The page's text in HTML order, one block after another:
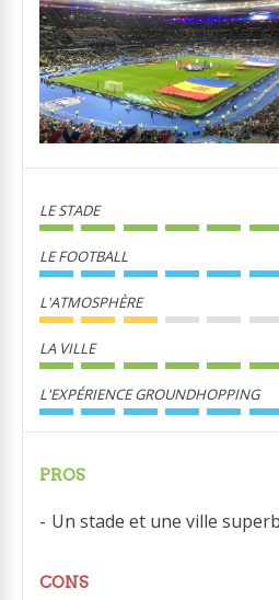
LE STADE
LE FOOTBALL
L'ATMOSPHÈRE
LA VILLE
L'EXPÉRIENCE GROUNDHOPPING
PROS
Un stade et une ville
CONS